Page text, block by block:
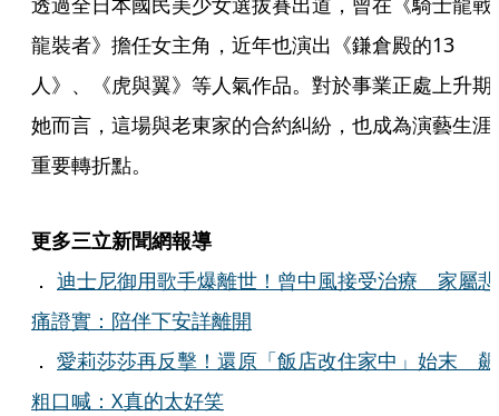
龍裝者》擔任女主角，近年也演出《鎌倉殿的13
人》、《虎與翼》等人氣作品。對於事業正處上升期
她而言，這場與老東家的合約糾紛，也成為演藝生涯
重要轉折點。
更多三立新聞網報導
． 迪士尼御用歌手爆離世！曾中風接受治療 家屬悲
痛證實：陪伴下安詳離開
． 愛莉莎莎再反擊！還原「飯店改住家中」始末 飆
粗口喊：X真的太好笑